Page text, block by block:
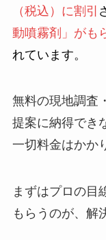
（税込）に割引
動噴霧剤」がも
れています。
無料の現地調査
提案に納得でき
一切料金はかか
まずはプロの目
もらうのが、解